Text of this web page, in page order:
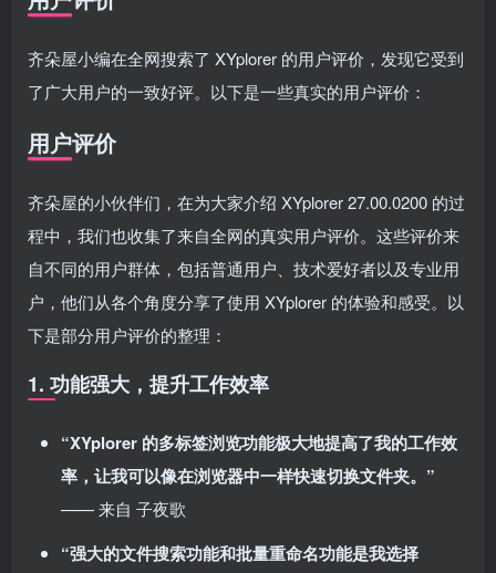
齐朵屋小编在全网搜索了 XYplorer 的用户评价，发现它受到
了广大用户的一致好评。以下是一些真实的用户评价：
用户评价
齐朵屋的小伙伴们，在为大家介绍 XYplorer 27.00.0200 的过
程中，我们也收集了来自全网的真实用户评价。这些评价来
自不同的用户群体，包括普通用户、技术爱好者以及专业用
户，他们从各个角度分享了使用 XYplorer 的体验和感受。以
下是部分用户评价的整理：
1. 功能强大，提升工作效率
“XYplorer 的多标签浏览功能极大地提高了我的工作效
率，让我可以像在浏览器中一样快速切换文件夹。”
—— 来自 子夜歌
“强大的文件搜索功能和批量重命名功能是我选择